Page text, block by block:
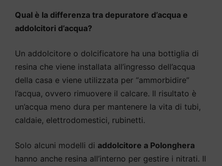
Qual è la differenza tra depuratore d’acqua e
addolcitori d’acqua?
Un addolcitore o dolcificatore ha una bottiglia di
resina che viene installata all’ingresso dell’acqua
della casa e viene utilizzata per “ammorbidire”
l’acqua, ovvero rimuovere il calcare. Il risultato è
un’acqua meno dura per mantenere la vita di tubi,
caldaie, elettrodomestici, rubinetti.
Solo alcuni modelli di addolcitore a Polonghera
hanno anche resina all’interno per gestire i nitrati. Il